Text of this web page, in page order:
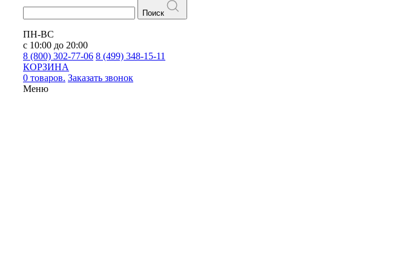
Поиск
ПН-ВС
с 10:00 до 20:00
8 (800) 302-77-06 8 (499) 348-15-11
КОРЗИНА
0 товаров. Заказать звонок
Меню